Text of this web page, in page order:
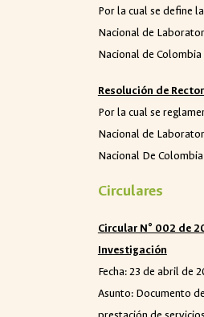
Por la cual se define
Nacional de
Nacional de Colombia
Resolución de
Por la cual se
Nacional de
Nacional De Colombia
Circulares
Circular N° 002 de
Investigación
Fecha:23 de abril de
Asunto: Documento